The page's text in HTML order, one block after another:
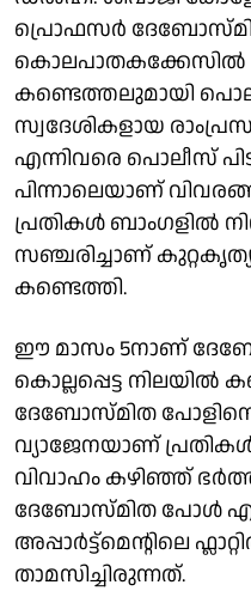
പ്രൊഫസർ
കണ്ടെത്തലുമായി
സ്വദേശികളായ
എന്നിവരെ പൊലീസ്
പിന്നാലെയാണ്
പ്രതികൾ ബാംഗളിൽ
സഞ്ചരിച്ചാണ്
കണ്ടെത്തി.
ഈ മാസം 5നാണ്
കൊല്ലപ്പെട്ട നിലയിൽ
ദേബോസ്മിത
വ്യാജേനയാണ്
വിവാഹം കഴിഞ്ഞ്
ദേബോസ്മിത പോൾ
അപ്പാർട്ട്മെന്റിലെ
താമസിച്ചിരുന്നത്.